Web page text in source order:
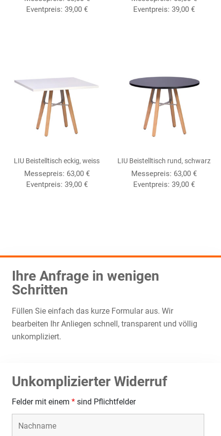
Eventpreis: 39,00 €
Eventpreis:39,00€
LIU Beistelltisch eckig, weiss
Messepreis: 63,00 €
Eventpreis: 39,00 €
LIU Beistelltisch rund, schwarz
Messepreis: 63,00€
Eventpreis:39,00€
Ihre Anfrage in wenigen
Schritten
Füllen Sie einfach das kurze Formular aus. Wir
bearbeiten Ihr Anliegen schnell, transparent und völlig
unkompliziert.
Unkomplizierter Widerruf
Felder mit einem * sind Pflichtfelder